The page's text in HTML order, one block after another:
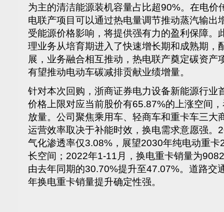
为主的清洁能源装机容量占比超90%。在电价
电联产项目可以通过热电量调节推动蒸汽输出
受能源价格影响，将提供强有力的盈利保障。
理业务从培育期进入了快速增长期和成熟期，
展，业务融合相互推动，热电联产奠定碳资产
有望推动电动车碳减排贡献业绩增量。
针对本次回购，浙商证券电力设备新能源行业
价格上限对应当前股价有65.87%的上涨空间
放量。公司聚焦乘用车、轻商车和重卡车三大
运营效率取决于补能时效，换电需求意愿强。
气化渗透率仅3.08%，展望2030年纯电动重
长空间；2022年1-11月，换电重卡销量为
由去年同期的30.70%提升至47.07%。道路交
年换电重卡销量提升确定性强。